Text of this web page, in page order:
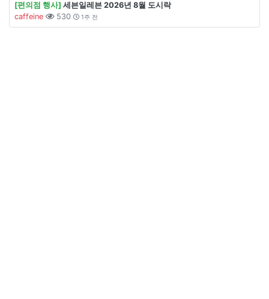
[편의점 행사] 세븐일레븐 2026년 8월 도시락
caffeine
530 1주 전